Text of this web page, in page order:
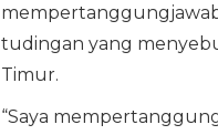
tudingan yang
Timur.
“Saya